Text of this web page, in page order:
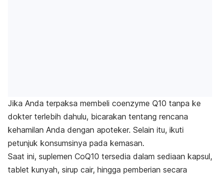
Jika Anda terpaksa membeli coenzyme Q10 tanpa ke
dokter terlebih dahulu, bicarakan tentang rencana
kehamilan Anda dengan apoteker. Selain itu, ikuti
petunjuk konsumsinya pada kemasan.
Saat ini, suplemen CoQ10 tersedia dalam sediaan kapsul,
tablet kunyah, sirup cair, hingga pemberian secara